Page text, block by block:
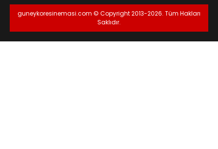
guneykoresinemasi.com © Copyright 2013-2026. Tüm Hakları
Saklıdır.